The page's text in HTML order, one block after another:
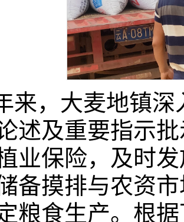
来，大麦地镇
述及重要指示
业保险，及时
备摸排与农资
粮食生产。根